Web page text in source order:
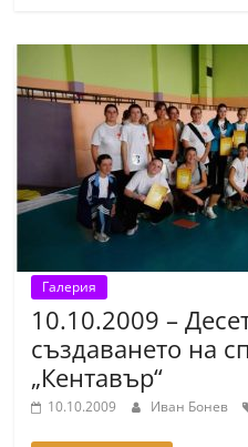
Галерия
10.10.2009 –
създаването на
„Кентавър“
10.10.2009 Иван Бонев